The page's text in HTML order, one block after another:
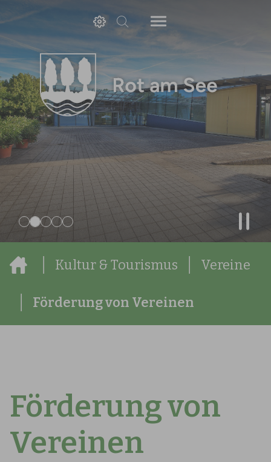
Kultur & Tourismus Vereine
Förderung von Vereinen
Förderung von
Vereinen